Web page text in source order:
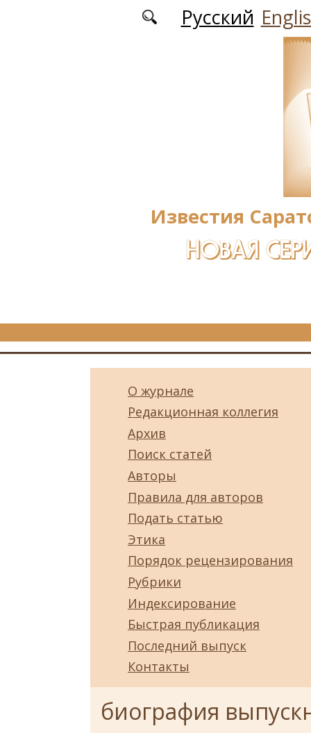
Перейти к основному содержаниюРусский
Известия
НОВАЯ
О журнале
Редакционная коллегия
Архив
Поиск статей
Авторы
Правила для авторов
Подать статью
Этика
Порядок рецензирования
Рубрики
Индексирование
Быстрая публикация
Последний выпуск
Контакты
биография